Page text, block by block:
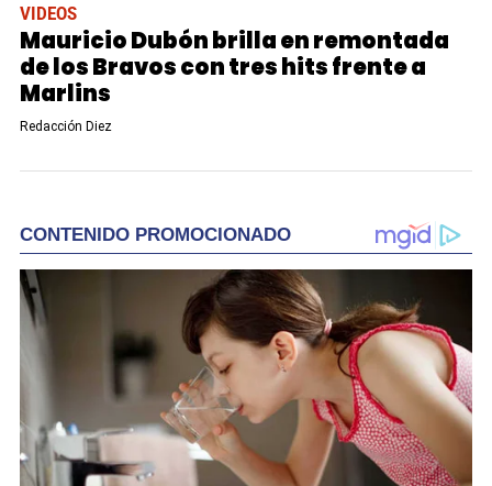
VIDEOS
Mauricio Dubón brilla en remontada
de los Bravos con tres hits frente a
Marlins
Redacción Diez